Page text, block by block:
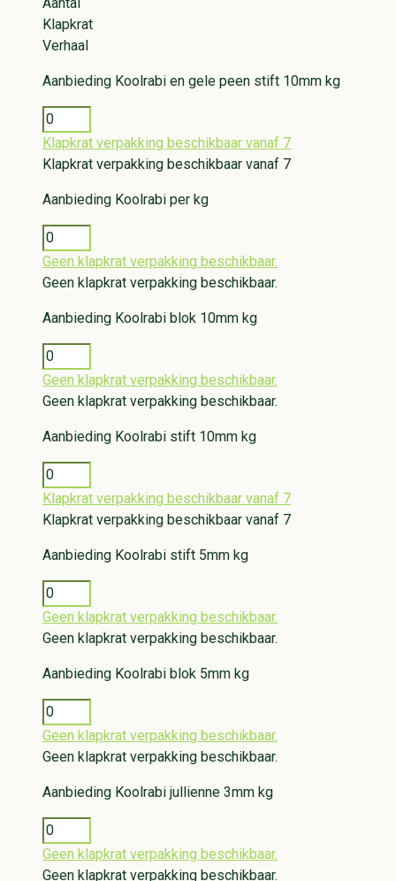
Aantal
Klapkrat
Verhaal
Aanbieding Koolrabi en gele peen stift 10mm kg
Klapkrat verpakking beschikbaar vanaf 7
Klapkrat verpakking beschikbaar vanaf 7
Aanbieding Koolrabi per kg
Geen klapkrat verpakking beschikbaar.
Geen klapkrat verpakking beschikbaar.
Aanbieding Koolrabi blok 10mm kg
Geen klapkrat verpakking beschikbaar.
Geen klapkrat verpakking beschikbaar.
Aanbieding Koolrabi stift 10mm kg
Klapkrat verpakking beschikbaar vanaf 7
Klapkrat verpakking beschikbaar vanaf 7
Aanbieding Koolrabi stift 5mm kg
Geen klapkrat verpakking beschikbaar.
Geen klapkrat verpakking beschikbaar.
Aanbieding Koolrabi blok 5mm kg
Geen klapkrat verpakking beschikbaar.
Geen klapkrat verpakking beschikbaar.
Aanbieding Koolrabi jullienne 3mm kg
Geen klapkrat verpakking beschikbaar.
Geen klapkrat verpakking beschikbaar.